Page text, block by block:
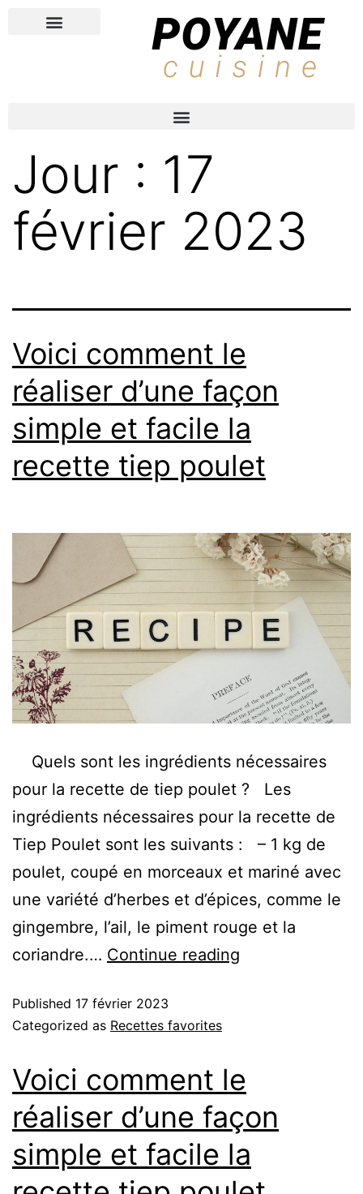
Jour : 17
février 2023
Voici comment le
réaliser d’une façon
simple et facile la
recette tiep poulet
Quels sont les ingrédients nécessaires
pour la recette de tiep poulet ? Les
ingrédients nécessaires pour la recette de
Tiep Poulet sont les suivants : – 1 kg de
poulet, coupé en morceaux et mariné avec
une variété d’herbes et d’épices, comme le
gingembre, l’ail, le piment rouge et la
coriandre.… Continue reading
Published 17 février 2023
Categorized as Recettes favorites
Voici comment le
réaliser d’une façon
simple et facile la